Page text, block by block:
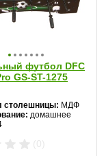
футбол DFC
GS-ST-1275
столешницы: МДФ
домашнее